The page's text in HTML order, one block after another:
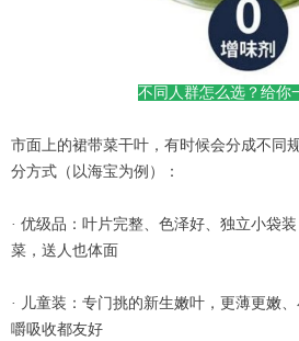
不同人群怎么选？给你
市面上的裙带菜干叶，有时候会分成不同
分方式（以海宝为例）：
· 优级品：叶片完整、色泽好、独立小袋
菜，送人也体面
· 儿童装：专门挑的新生嫩叶，更薄更嫩
嚼吸收都友好